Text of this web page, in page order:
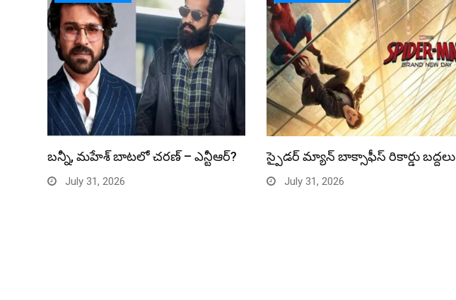
బన్నీ, మహేశ్ బాటలో చరణ్ – ఎన్టీఆర్?
July 31, 2026
స్పైడర్ మ్యాన్ బాక్సాఫీస్ రికార్డు బద్దలు
July 31, 2026